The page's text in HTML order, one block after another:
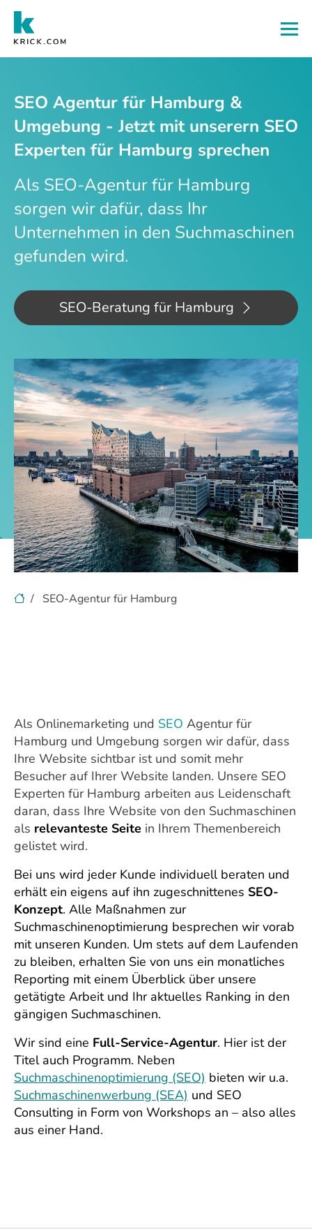
SEO Agentur für Hamburg &
Umgebung - Jetzt mit unserern SEO
Experten für Hamburg sprechen
Als SEO-Agentur für Hamburg
sorgen wir dafür, dass Ihr
Unternehmen in den Suchmaschinen
gefunden wird.
SEO-Beratung für Hamburg
SEO-Agentur für Hamburg
Als Onlinemarketing und SEO Agentur für
Hamburg und Umgebung sorgen wir dafür, dass
Ihre Website sichtbar ist und somit mehr
Besucher auf Ihrer Website landen. Unsere SEO
Experten für Hamburg arbeiten aus Leidenschaft
daran, dass Ihre Website von den Suchmaschinen
als relevanteste Seite in Ihrem Themenbereich
gelistet wird.
Bei uns wird jeder Kunde individuell beraten und
erhält ein eigens auf ihn zugeschnittenes SEO-
Konzept. Alle Maßnahmen zur
Suchmaschinenoptimierung besprechen wir vorab
mit unseren Kunden. Um stets auf dem Laufenden
zu bleiben, erhalten Sie von uns ein monatliches
Reporting mit einem Überblick über unsere
getätigte Arbeit und Ihr aktuelles Ranking in den
gängigen Suchmaschinen.
Wir sind eine Full-Service-Agentur. Hier ist der
Titel auch Programm. Neben
Suchmaschinenoptimierung (SEO) bieten wir u.a.
Suchmaschinenwerbung (SEA) und SEO
Consulting in Form von Workshops an – also alles
aus einer Hand.